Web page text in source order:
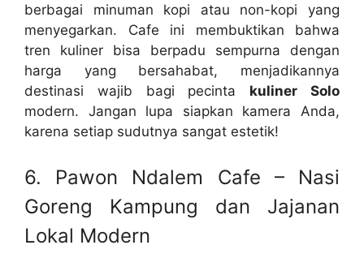
berbagai minuman kopi atau non-kopi yang
menyegarkan. Cafe ini membuktikan bahwa
tren kuliner bisa berpadu sempurna dengan
harga yang bersahabat, menjadikannya
destinasi wajib bagi pecinta kuliner Solo
modern. Jangan lupa siapkan kamera Anda,
karena setiap sudutnya sangat estetik!
6. Pawon Ndalem Cafe – Nasi
Goreng Kampung dan Jajanan
Lokal Modern